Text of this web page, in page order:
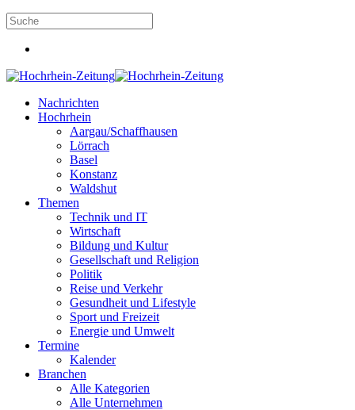
Nachrichten
Hochrhein
Aargau/Schaffhausen
Lörrach
Basel
Konstanz
Waldshut
Themen
Technik und IT
Wirtschaft
Bildung und Kultur
Gesellschaft und Religion
Politik
Reise und Verkehr
Gesundheit und Lifestyle
Sport und Freizeit
Energie und Umwelt
Termine
Kalender
Branchen
Alle Kategorien
Alle Unternehmen